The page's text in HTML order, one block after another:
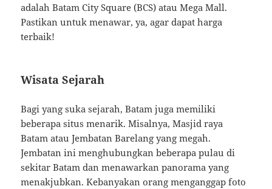
adalah Batam City Square (BCS) atau Mega Mall.
Pastikan untuk menawar, ya, agar dapat harga
terbaik!
Wisata Sejarah
Bagi yang suka sejarah, Batam juga memiliki
beberapa situs menarik. Misalnya, Masjid raya
Batam atau Jembatan Barelang yang megah.
Jembatan ini menghubungkan beberapa pulau di
sekitar Batam dan menawarkan panorama yang
menakjubkan. Kebanyakan orang menganggap foto